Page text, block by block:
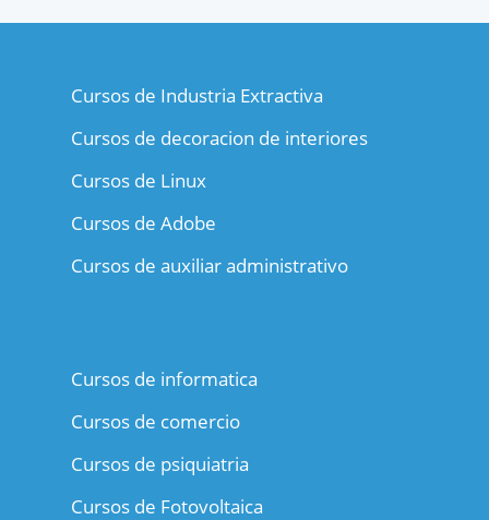
Cursos de Industria Extractiva
Cursos de decoracion de interiores
Cursos de Linux
Cursos de Adobe
Cursos de auxiliar administrativo
Cursos de informatica
Cursos de comercio
Cursos de psiquiatria
Cursos de Fotovoltaica